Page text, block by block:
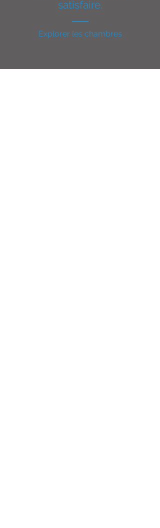
satisfaire.
Explorer les chambres